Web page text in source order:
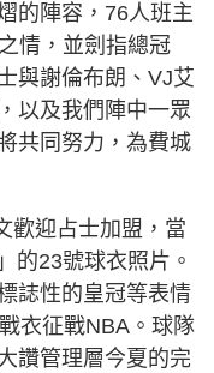
的陣容，76人班主
情，並劍指總冠
與謝倫布朗、VJ艾
以及我們陣中一眾
共同努力，為費城
歡迎占士加盟，當
的23號球衣照片。
誌性的皇冠等表情
衣征戰NBA。球隊
讚管理層今夏的完